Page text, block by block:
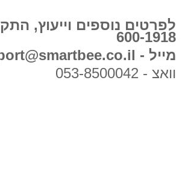
600-1918
מייל - support@smartbee.co.il
וואצ - 053-8500042